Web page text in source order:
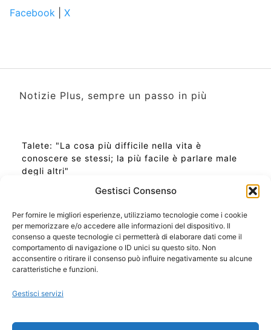
Gestisci Consenso
Per fornire le migliori esperienze, utilizziamo tecnologie come i cookie
per memorizzare e/o accedere alle informazioni del dispositivo. Il
consenso a queste tecnologie ci permetterà di elaborare dati come il
comportamento di navigazione o ID unici su questo sito. Non
acconsentire o ritirare il consenso può influire negativamente su alcune
caratteristiche e funzioni.
Gestisci servizi
Facebook
X
Notizie Plus, sempre un passo in più
Talete: "La cosa più difficile nella vita è
conoscere se stessi; la più facile è parlare male
degli altri"
Ora Esatta in Italia in questo momento
Ti Senti Strano Ultimamente? Potrebbe Essere per
la Risonanza di Schumann
Come Sapere Se Stai Ascendendo alla Quinta